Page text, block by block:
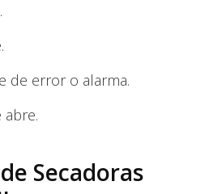
de error o alarma.
abre.
Secadoras